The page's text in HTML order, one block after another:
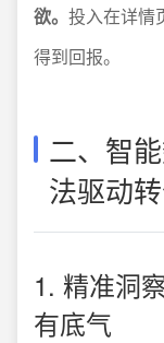
欲。 投入在详情
得到回报。
二、智
法驱动
1. 精准洞
有底气